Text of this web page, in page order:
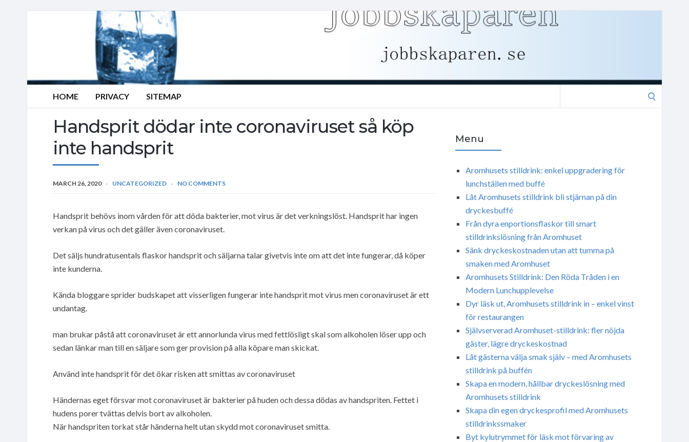
HOME PRIVACY SITEMAP
Handsprit dödar inte coronaviruset så köp
inte handsprit
MARCH 26, 2020 UNCATEGORIZED NO COMMENTS
Handsprit behövs inom vården för att döda bakterier, mot virus är det verkningslöst. Handsprit har ingen
verkan på virus och det gäller även coronaviruset.
Det säljs hundratusentals flaskor handsprit och säljarna talar givetvis inte om att det inte fungerar, då köper
inte kunderna.
Kända bloggare sprider budskapet att visserligen fungerar inte handsprit mot virus men coronaviruset är ett
undantag.
man brukar påstå att coronaviruset är ett annorlunda virus med fettlösligt skal som alkoholen löser upp och
sedan länkar man till en säljare som ger provision på alla köpare man skickat.
Använd inte handsprit för det ökar risken att smittas av coronaviruset
Händernas eget försvar mot coronaviruset är bakterier på huden och dessa dödas av handspriten. Fettet i
hudens porer tvättas delvis bort av alkoholen.
När handspriten torkat står händerna helt utan skydd mot coronaviruset smitta.
Menu
Aromhusets stilldrink: enkel uppgradering för
lunchställen med buffé
Låt Aromhusets stilldrink bli stjärnan på din
dryckesbuffé
Från dyra enportionsflaskor till smart
stilldrinkslösning från Aromhuset
Sänk dryckeskostnaden utan att tumma på
smaken med Aromhuset
Aromhusets Stilldrink: Den Röda Tråden i en
Modern Lunchupplevelse
Dyr läsk ut, Aromhusets stilldrink in – enkel vinst
för restaurangen
Självserverad Aromhuset-stilldrink: fler nöjda
gäster, lägre dryckeskostnad
Låt gästerna välja smak själv – med Aromhusets
stilldrink på buffén
Skapa en modern, hållbar dryckeslösning med
Aromhusets stilldrink
Skapa din egen dryckesprofil med Aromhusets
stilldrinkssmaker
Byt kylutrymmet för läsk mot förvaring av